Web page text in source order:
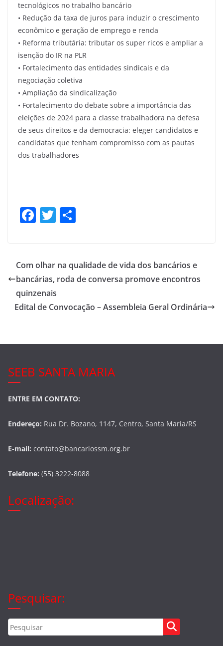
tecnológicos no trabalho bancário
• Redução da taxa de juros para induzir o crescimento
econômico e geração de emprego e renda
• Reforma tributária: tributar os super ricos e ampliar a
isenção do IR na PLR
• Fortalecimento das entidades sindicais e da
negociação coletiva
• Ampliação da sindicalização
• Fortalecimento do debate sobre a importância das
eleições de 2024 para a classe trabalhadora na defesa
de seus direitos e da democracia: eleger candidatos e
candidatas que tenham compromisso com as pautas
dos trabalhadores
F
e
b
o
o
T
er e
Com olhar na qualidade de vida dos bancários e
bancárias, roda de conversa promove encontros
quinzenais
Edital de Convocação – Assembleia Geral Ordinária
SEEB SANTA MARIA
ENTRE EM CONTATO:
Endereço: Rua Dr. Bozano, 1147, Centro, Santa Maria/RS
E-mail: contato@bancariossm.org.br
Telefone: (55) 3222-8088
Localização:
Pesquisar: